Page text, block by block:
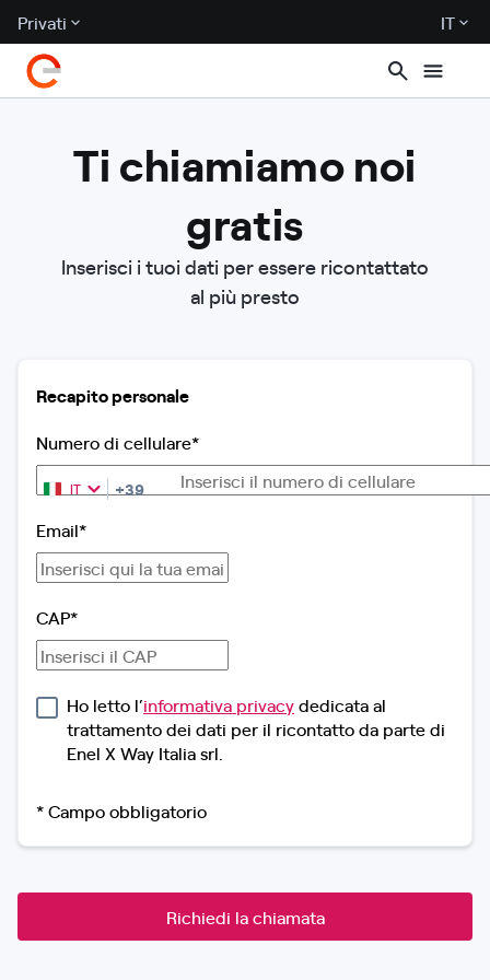
Privati IT
Ti chiamiamo noi
gratis
Inserisci i tuoi dati per essere ricontattato
al più presto
Recapito personale
Numero di cellulare*
Italia
IT +39
Email*
CAP*
Ho letto l’informativa privacydedicata al
trattamento dei dati per il ricontatto da parte di
Enel X Way Italia srl.
* Campo obbligatorio
Richiedi la chiamata